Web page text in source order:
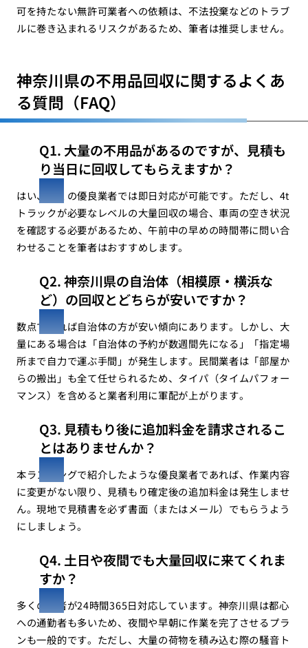
可を持たない無許可業者への依頼は、不法投棄などのトラブ
ルに巻き込まれるリスクがあるため、筆者は推奨しません。
神奈川県の不用品回収に関するよくあ
る質問（FAQ）
Q1. 大量の不用品があるのですが、見積も
り当日に回収してもらえますか？
はい、多くの優良業者では即日対応が可能です。ただし、4t
トラックが必要なレベルの大量回収の場合、車両の空き状況
を確認する必要があるため、午前中の早めの時間帯に問い合
わせることを筆者はおすすめします。
Q2. 神奈川県の自治体（相模原・横浜な
ど）の回収とどちらが安いですか？
数点であれば自治体の方が安い傾向にあります。しかし、大
量にある場合は「自治体の予約が数週間先になる」「指定場
所まで自力で運ぶ手間」が発生します。民間業者は「部屋か
らの搬出」も全て任せられるため、タイパ（タイムパフォー
マンス）を含めると業者利用に軍配が上がります。
Q3. 見積もり後に追加料金を請求されるこ
とはありませんか？
本ランキングで紹介したような優良業者であれば、作業内容
に変更がない限り、見積もり確定後の追加料金は発生しませ
ん。現地で見積書を必ず書面（またはメール）でもらうよう
にしましょう。
Q4. 土日や夜間でも大量回収に来てくれま
すか？
多くの業者が24時間365日対応しています。神奈川県は都心
への通勤者も多いため、夜間や早朝に作業を完了させるプラ
ンも一般的です。ただし、大量の荷物を積み込む際の騒音ト